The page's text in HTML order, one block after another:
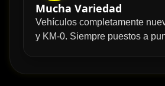
Mucha Variedad
Vehículos completamente
y KM-0. Siempre puestos a